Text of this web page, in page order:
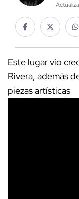
Este lugar vio
Rivera, además
piezas artísticas